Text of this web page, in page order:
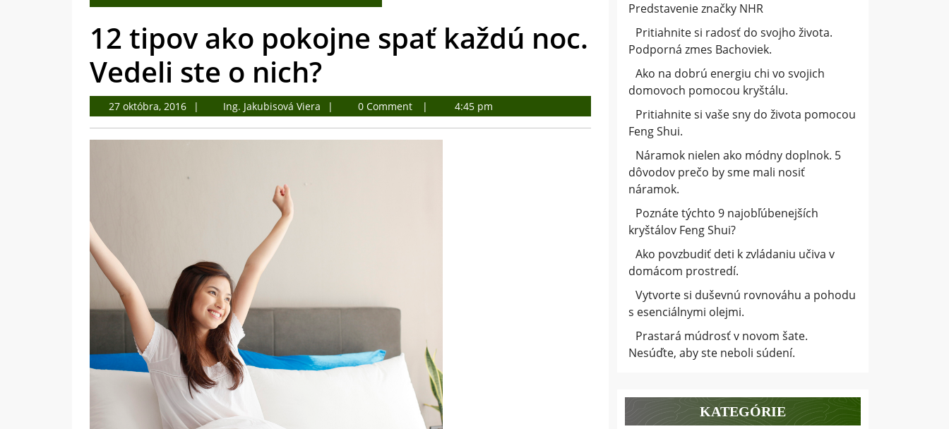
12 tipov ako pokojne spať každú noc.
Vedeli ste o nich?
27 októbra, 201627
októbra,
Ing. Jakubisová Viera Ing.
Jakubisová
0 Comment 4:45 pm
Predstavenie značky NHR
Pritiahnite si radosť do svojho života.
Podporná zmes Bachoviek.
Ako na dobrú energiu chi vo svojich
domovoch pomocou kryštálu.
Pritiahnite si vaše sny do života pomocou
Feng Shui.
Náramok nielen ako módny doplnok. 5
dôvodov prečo by sme mali nosiť
náramok.
Poznáte týchto 9 najobľúbenejších
kryštálov Feng Shui?
Ako povzbudiť deti k zvládaniu učiva v
domácom prostredí.
Vytvorte si duševnú rovnováhu a pohodu
s esenciálnymi olejmi.
Prastará múdrosť v novom šate.
Nesúďte, aby ste neboli súdení.
KATEGÓRIE